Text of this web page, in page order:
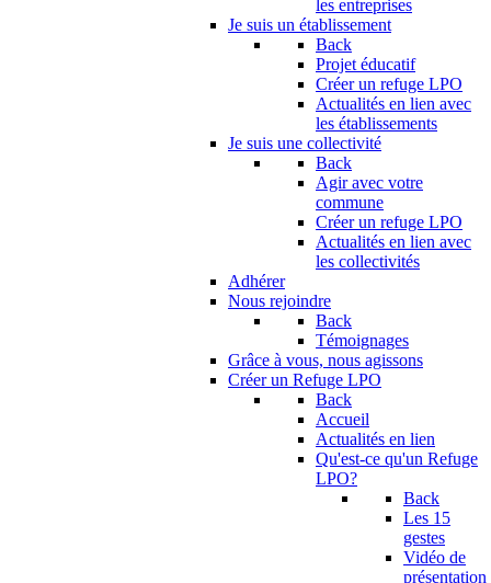
les entreprises
Je suis un établissement
Back
Projet éducatif
Créer un refuge LPO
Actualités en lien avec
les établissements
Je suis une collectivité
Back
Agir avec votre
commune
Créer un refuge LPO
Actualités en lien avec
les collectivités
Adhérer
Nous rejoindre
Back
Témoignages
Grâce à vous, nous agissons
Créer un Refuge LPO
Back
Accueil
Actualités en lien
Qu'est-ce qu'un Refuge
LPO?
Back
Les 15
gestes
Vidéo de
présentation